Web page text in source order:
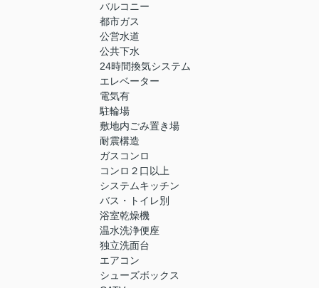
バルコニー
都市ガス
公営水道
公共下水
24時間換気システム
エレベーター
電気有
駐輪場
敷地内ごみ置き場
耐震構造
ガスコンロ
コンロ２口以上
システムキッチン
バス・トイレ別
浴室乾燥機
温水洗浄便座
独立洗面台
エアコン
シューズボックス